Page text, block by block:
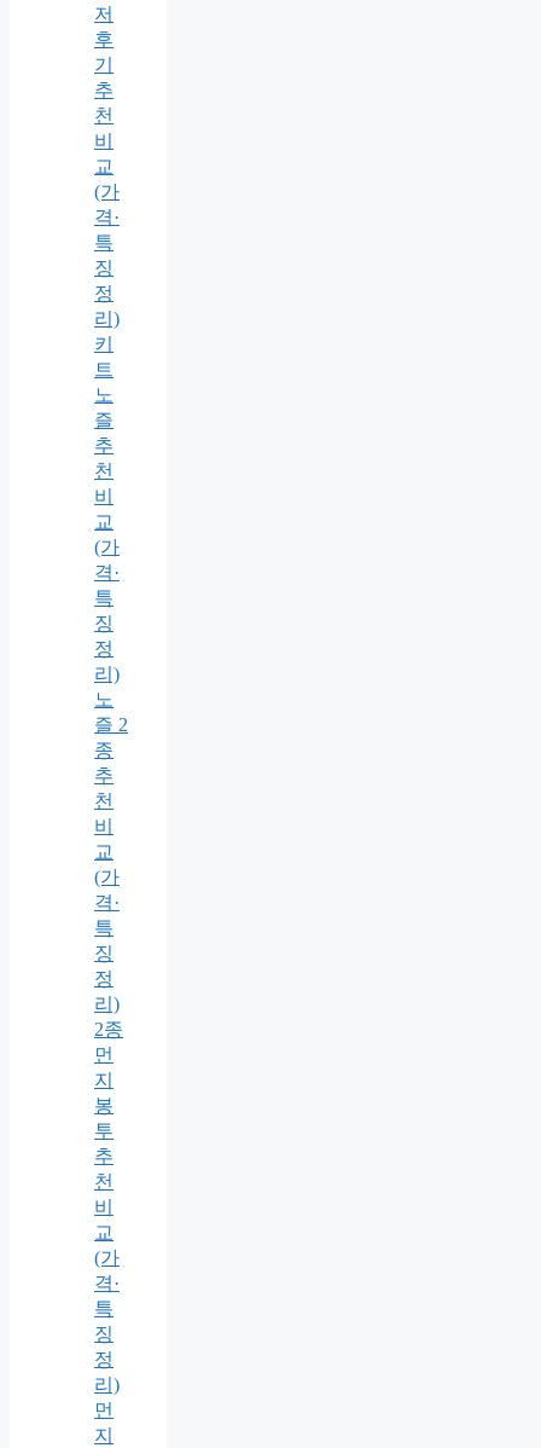
저
후
기
추
천
비
교
(가
격·
특
징
정
리)
키
트
노
즐
추
천
비
교
(가
격·
특
징
정
리)
노
즐 2
종
추
천
비
교
(가
격·
특
징
정
리)
2종
먼
지
봉
투
추
천
비
교
(가
격·
특
징
정
리)
먼
지